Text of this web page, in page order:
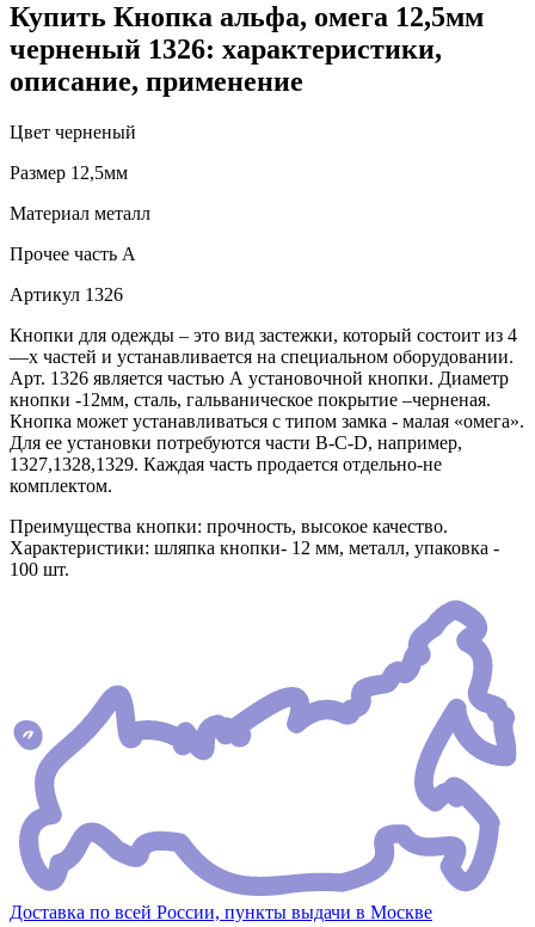
Купить Кнопка альфа, омега 12,5мм
черненый 1326: характеристики,
описание, применение
Цвет черненый
Размер 12,5мм
Материал металл
Прочее часть A
Артикул 1326
Кнопки для одежды – это вид застежки, который состоит из 4
—х частей и устанавливается на специальном оборудовании.
Арт. 1326 является частью А установочной кнопки. Диаметр
кнопки -12мм, сталь, гальваническое покрытие –черненая.
Кнопка может устанавливаться с типом замка - малая «омега».
Для ее установки потребуются части В-C-D, например,
1327,1328,1329. Каждая часть продается отдельно-не
комплектом.
Преимущества кнопки: прочность, высокое качество.
Характеристики: шляпка кнопки- 12 мм, металл, упаковка -
100 шт.
Доставка по всей России, пункты выдачи в Москве